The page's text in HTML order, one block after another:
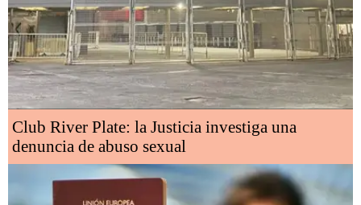
Club River Plate: la Justicia investiga una
denuncia de abuso sexual